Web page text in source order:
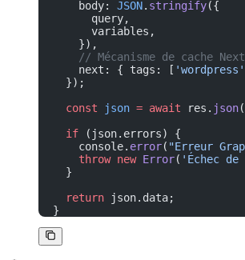
    body:
JSON. stringify({
      query,
      variables,
    }),
// Mécanisme de cache
    next: { tags: [
'wordpress'
  });
  const
json = await res. json
  if
(json.errors) {
    console.
error( "Erreur
    throw
new Error( 'Échec
  }
  return
json.data;
}